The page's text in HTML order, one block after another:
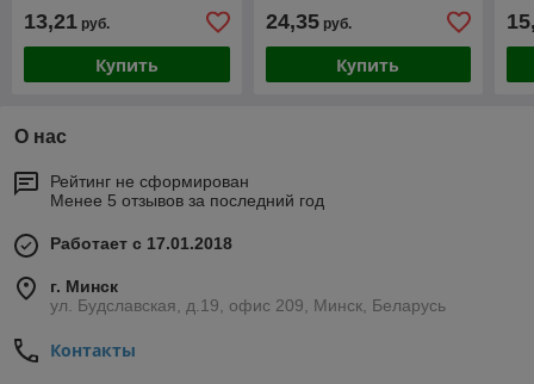
13,21 руб.
Купить
24,35руб.
Купить
О нас
Рейтинг не сформирован
Менее 5 отзывов за последний год
Работает с 17.01.2018
г. Минск
ул. Будславская, д.19, офис 209, Минск, Беларусь
Контакты